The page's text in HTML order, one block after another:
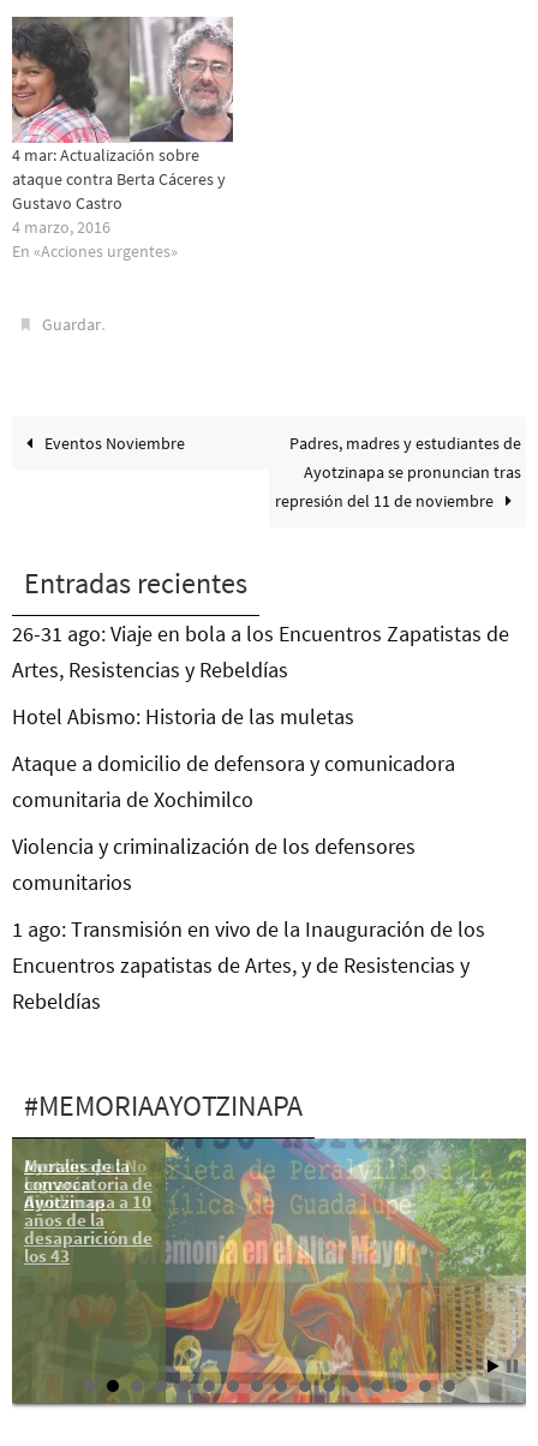
4 mar: Actualización sobre
ataque contra Berta Cáceres y
Gustavo Castro
4 marzo, 2016
En «Acciones urgentes»
Guardar.
Eventos Noviembre
Padres, madres y estudiantes de
Ayotzinapa se pronuncian tras
represión del 11 de noviembre
Entradas recientes
26-31 ago: Viaje en bola a los Encuentros Zapatistas de
Artes, Resistencias y Rebeldías
Hotel Abismo: Historia de las muletas
Ataque a domicilio de defensora y comunicadora
comunitaria de Xochimilco
Violencia y criminalización de los defensores
comunitarios
1 ago: Transmisión en vivo de la Inauguración de los
Encuentros zapatistas de Artes, y de Resistencias y
Rebeldías
#MEMORIAAYOTZINAPA
Murales de la
convocatoria de
Ayotzinapa a 10
años de la
desaparición de
los 43
Ayotzinapa: No
lograrán
dividirnos